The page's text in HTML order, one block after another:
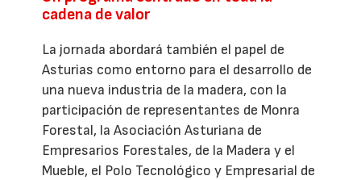
cadena de valor
La jornada abordará también el papel de
Asturias como entorno para el desarrollo de
una nueva industria de la madera, con la
participación de representantes de Monra
Forestal, la Asociación Asturiana de
Empresarios Forestales, de la Madera y el
Mueble, el Polo Tecnológico y Empresarial de